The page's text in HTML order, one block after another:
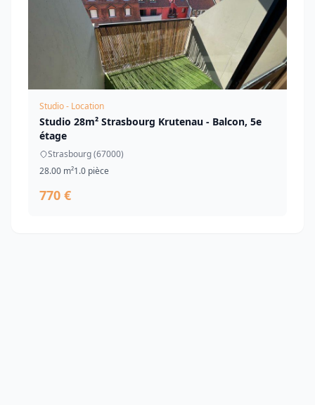
Studio - Location
Studio 28m² Strasbourg Krutenau - Balcon, 5e
étage
Strasbourg (67000)
28.00 m²1.0 pièce
770 €